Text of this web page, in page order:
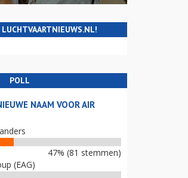
LUCHTVAARTNIEUWS.NL!
POLL
NAAM VOOR AIR
47% (81 stemmen)
(EAG)